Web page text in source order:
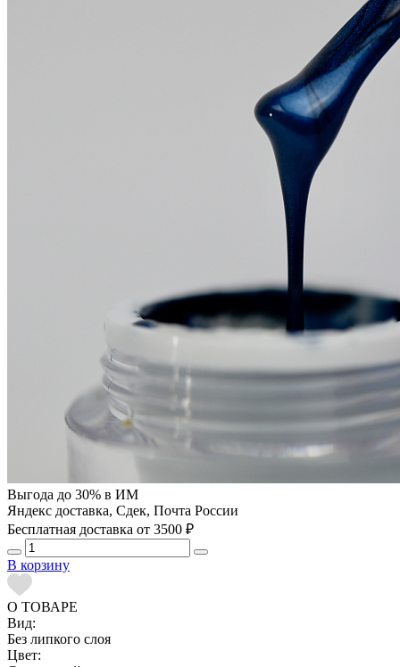
Выгода до 30% в ИМ
Яндекс доставка, Сдек, Почта России
Бесплатная доставка от 3500 ₽
В корзину
О ТОВАРЕ
Вид:
Без липкого слоя
Цвет: